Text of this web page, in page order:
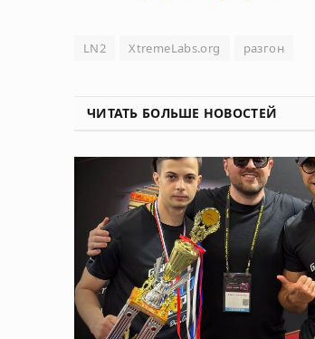
LN2 XtremeLabs.org разгон
ЧИТАТЬ БОЛЬШЕ НОВОСТЕЙ